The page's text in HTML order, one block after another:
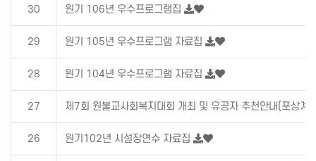
30 원기 106년 우수프로그램집
29 원기 105년 우수프로그램 자료집
28 원기 104년 우수프로그램 자료집
27 제7회 원불교사회복지대회 개최 및 유공자 추천안내(포상계
26 원기102년 시설장연수 자료집